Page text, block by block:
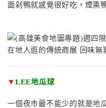
面剁鴨就感覺很好吃，煙熏
▼ LEE地瓜球
一個夜市最不能少的就是地